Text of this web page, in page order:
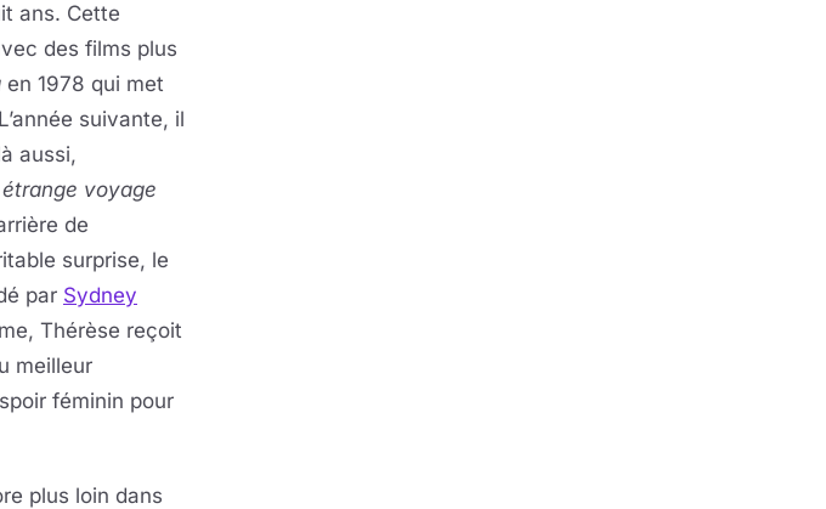
ans. Cette
des films plus
en 1978 qui met
suivante, il
aussi,
voyage
de
surprise, le
par Sydney
Thérèse reçoit
meilleur
féminin pour
plus loin dans